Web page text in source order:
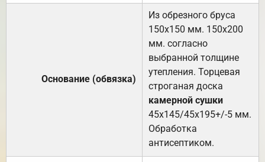
Основание (обвязка)
Из обрезного бруса
150х150 мм. 150х200
мм. согласно
выбранной толщине
утепления. Торцевая
строганая доска
камерной сушки
45х145/45х195+/-5 мм.
Обработка
антисептиком.